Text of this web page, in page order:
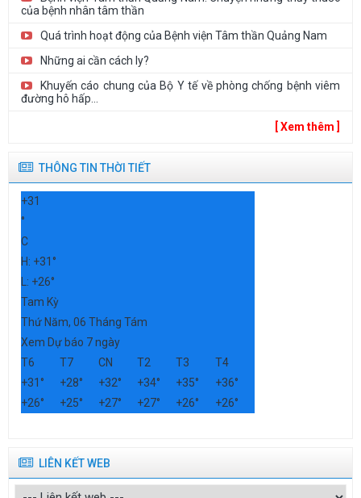
của bệnh nhân tâm thần
Quá trình hoạt động của Bệnh viện Tâm thần Quảng Nam
Những ai cần cách ly?
Khuyến cáo chung của Bộ Y tế về phòng chống bệnh viêm
đường hô hấp...
[ Xem thêm ]
THÔNG TIN THỜI TIẾT
+31
°
C
H: +31°
L: +26°
Tam Kỳ
Thứ Năm, 06 Tháng Tám
Xem Dự báo 7 ngày
T6
T7 CN T2 T3
T4
+31° +28° +32° +34° +35° +36°
+26° +25° +27° +27° +26° +26°
LIÊN KẾT WEB